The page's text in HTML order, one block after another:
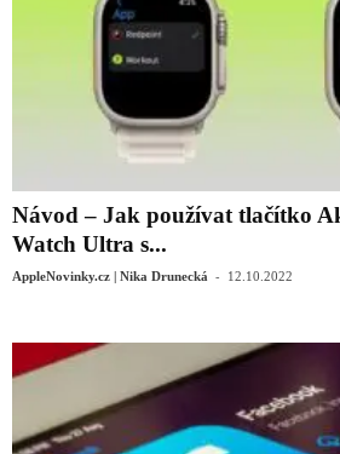
Návod – Jak používat tlačítko
Watch Ultra s...
AppleNovinky.cz | Nika Drunecká - 12.10.2022